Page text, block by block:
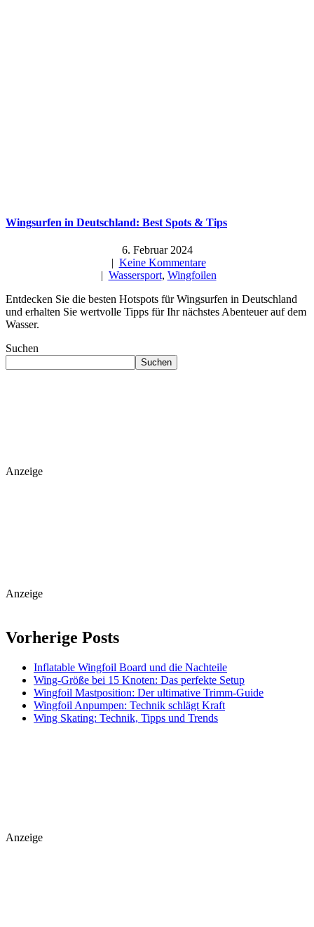
Wingsurfen in Deutschland: Best Spots & Tips
6. Februar 2024
| Keine Kommentare
| Wassersport, Wingfoilen
Entdecken Sie die besten Hotspots für Wingsurfen in Deutschland
und erhalten Sie wertvolle Tipps für Ihr nächstes Abenteuer auf dem
Wasser.
Suchen
Suchen
Anzeige
Anzeige
Vorherige Posts
Inflatable Wingfoil Board und die Nachteile
Wing-Größe bei 15 Knoten: Das perfekte Setup
Wingfoil Mastposition: Der ultimative Trimm-Guide
Wingfoil Anpumpen: Technik schlägt Kraft
Wing Skating: Technik, Tipps und Trends
Anzeige